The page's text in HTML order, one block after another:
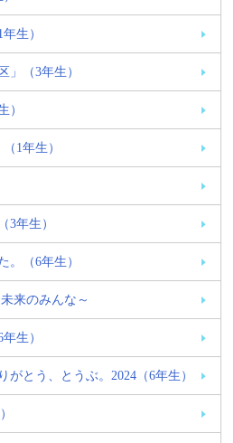
生）
」（3年生）
）
1年生）
3年生）
。（6年生）
来のみんな～
生）
とう、とうぶ。2024（6年生）